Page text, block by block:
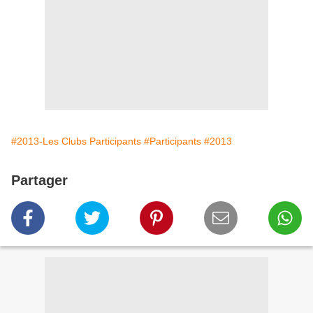
#2013-Les Clubs Participants #Participants #2013
Partager